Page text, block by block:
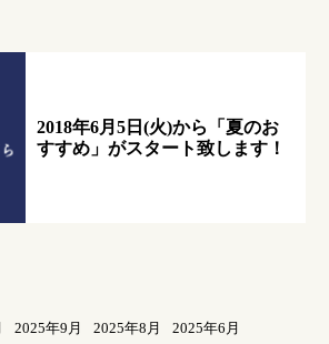
2018年6月5日(火)から「夏のお
すすめ」がスタート致します！
2025年9月 2025年8月 2025年6月